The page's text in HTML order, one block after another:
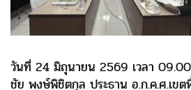
วันที่ 24 มิถุนายน 2569 เวลา
ชัย พงษ์พิชิตกุล ประธาน อ.ก.ค.ศ.เข